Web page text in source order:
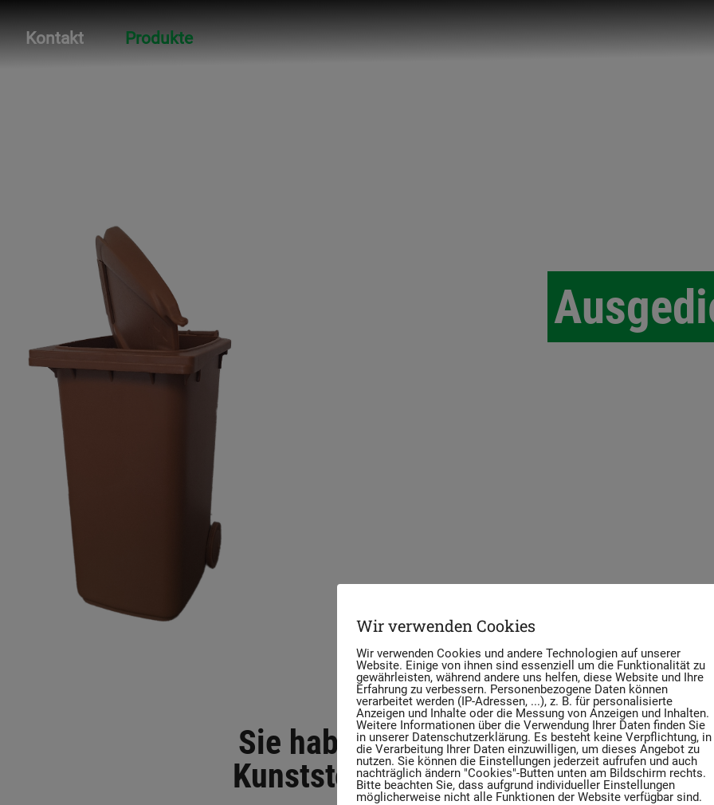
Kontakt Produkte
Sie haben eine größere Menge
Kunststofftonnen fahrbar oder
Wir verwenden Cookies
Wir verwenden Cookies und andere Technologien auf unserer
Website. Einige von ihnen sind essenziell um die Funktionalität zu
gewährleisten, während andere uns helfen, diese Website und Ihre
Erfahrung zu verbessern. Personenbezogene Daten können
verarbeitet werden (IP-Adressen, ...), z. B. für personalisierte
Anzeigen und Inhalte oder die Messung von Anzeigen und Inhalten.
Weitere Informationen über die Verwendung Ihrer Daten finden Sie
in unserer Datenschutzerklärung. Es besteht keine Verpflichtung, in
die Verarbeitung Ihrer Daten einzuwilligen, um dieses Angebot zu
nutzen. Sie können die Einstellungen jederzeit aufrufen und auch
nachträglich ändern "Cookies"-Butten unten am Bildschirm rechts.
Bitte beachten Sie, dass aufgrund individueller Einstellungen
möglicherweise nicht alle Funktionen der Website verfügbar sind.